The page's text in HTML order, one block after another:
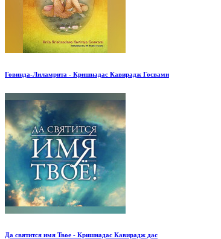
Говинда-Лиламрита - Кришнадас Кавирадж Госвами
Да святится имя Твое - Кришнадас Кавирадж дас